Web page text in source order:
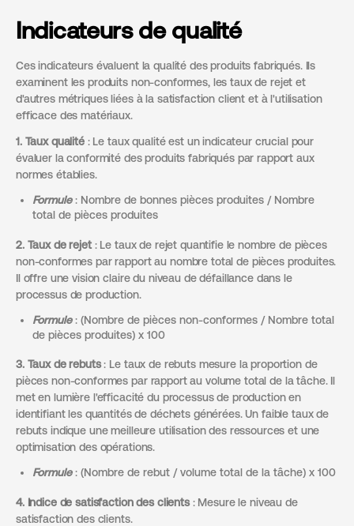
Indicateurs de qualité
Ces indicateurs évaluent la qualité des produits fabriqués. Ils
examinent les produits non-conformes, les taux de rejet et
d'autres métriques liées à la satisfaction client et à l'utilisation
efficace des matériaux.
1. Taux qualité: Le taux qualité est un indicateur crucial pour
évaluer la conformité des produits fabriqués par rapport aux
normes établies.
Formule: Nombre de bonnes pièces produites / Nombre
total de pièces produites
2. Taux de rejet: Le taux de rejet quantifie le nombre de pièces
non-conformes par rapport au nombre total de pièces produites.
Il offre une vision claire du niveau de défaillance dans le
processus de production.
Formule: (Nombre de pièces non-conformes / Nombre total
de pièces produites) x 100
3. Taux de rebuts: Le taux de rebuts mesure la proportion de
pièces non-conformes par rapport au volume total de la tâche. Il
met en lumière l'efficacité du processus de production en
identifiant les quantités de déchets générées. Un faible taux de
rebuts indique une meilleure utilisation des ressources et une
optimisation des opérations.
Formule: (Nombre de rebut / volume total de la tâche) x 100
4. Indice de satisfaction des clients: Mesure le niveau de
satisfaction des clients.